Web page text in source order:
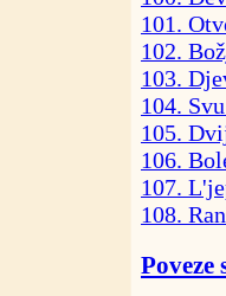
101.
102.
103.
104.
105.
106.
107.
108.
Poveze